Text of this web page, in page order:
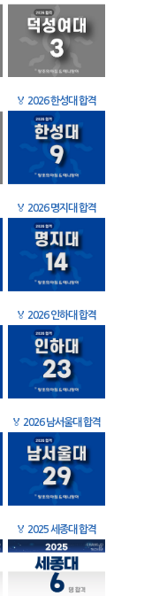
🏅 2026 한성대 합격
🏅 2026 명지대 합격
🏅 2026 인하대 합격
🏅 2026 남서울대 합격
🏅 2025 세종대 합격